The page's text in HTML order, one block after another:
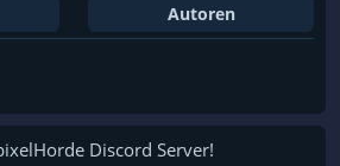
Autoren
Discord Server!